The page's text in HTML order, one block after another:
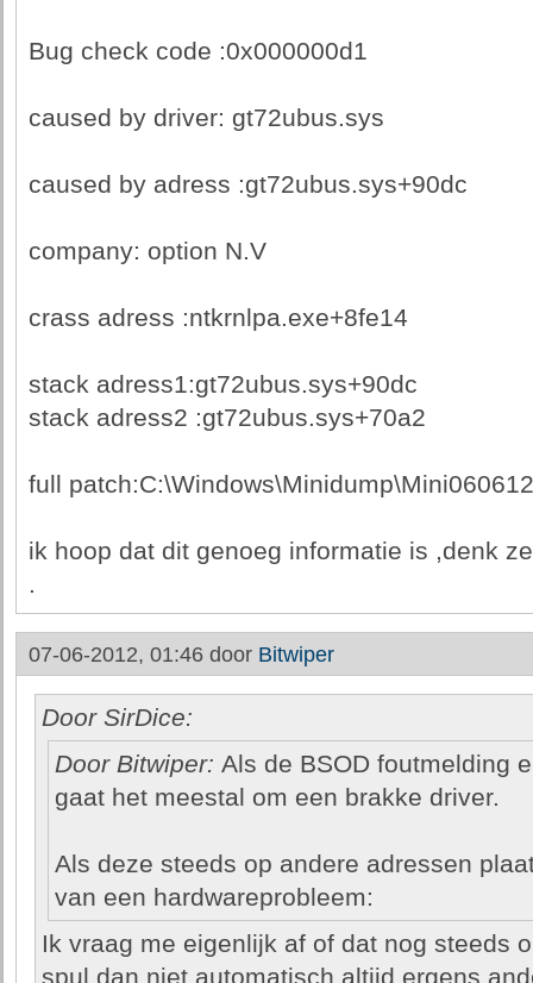
Bug check code :0x000000d1
caused by driver: gt72ubus.sys
caused by adress :gt72ubus.sys+90dc
company: option N.V
crass adress :ntkrnlpa.exe+8fe14
stack adress1:gt72ubus.sys+90dc
stack adress2 :gt72ubus.sys+70a2
full
ik hoop dat dit genoeg informatie is ,denk
.
07-06-2012, 01:46 door Bitwiper
Door SirDice:
Door Bitwiper: Als de BSOD foutmelding
gaat het meestal om een brakke driver.
Als deze steeds op andere adressen
van een hardwareprobleem:
Ik vraag me eigenlijk af of dat nog steeds
spul dan niet automatisch altijd ergens